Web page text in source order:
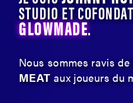
STUDIO ET
GLOWMADE.
Nous sommes ravis
MEAT aux joueurs du